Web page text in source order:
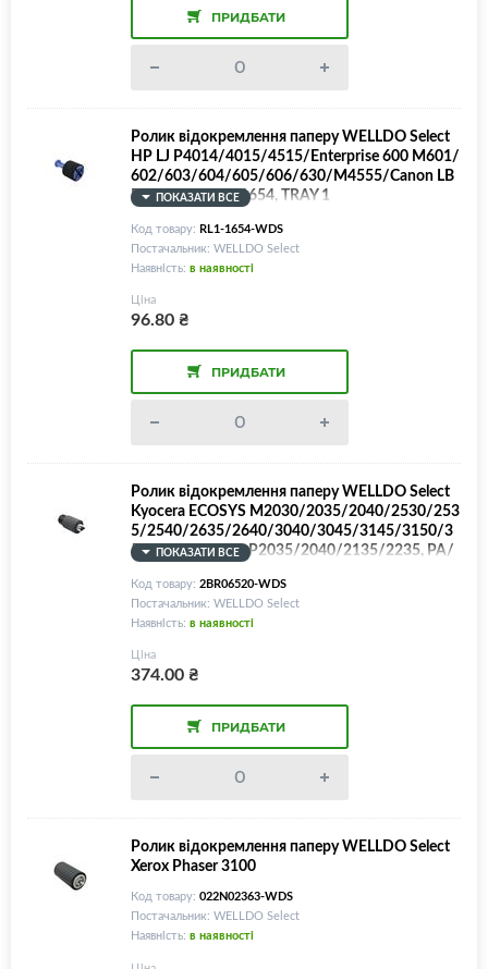
ПРИДБАТИ
Ролик відокремлення паперу WELLDO Select
HP LJ P4014/4015/4515/Enterprise 600 M601/
602/603/604/605/606/630/M4555/Canon LB
P351/352/RL1-1654, TRAY 1
ПОКАЗАТИ ВСЕ
Код товару: RL1-1654-WDS
Постачальник: WELLDO Select
Наявність: в наявності
Ціна
96.80₴
ПРИДБАТИ
Ролик відокремлення паперу WELLDO Select
Kyocera ECOSYS M2030/2035/2040/2530/253
5/2540/2635/2640/3040/3045/3145/3150/3
540/3550/3560, P2035/2040/2135/2235, PA/
MA 6000/5000/4500/4000/3500/2100, FS-10
28/1030/1035/1100/1110/1120/1128/1130/
1135/1300/1320/1350/1370/2000/2020/210
0/3040/3140/3900/3920/4000/4020/4100/4
200/6025/6030, KM-2810/2820, TASKalfa 301
0/3050/3500/3501/3510/4012, 2BR06520/2F
909171/2BR06521/302BR06521/2F909170/3
02NG06120/2NG06120
ПОКАЗАТИ ВСЕ
Код товару: 2BR06520-WDS
Постачальник: WELLDO Select
Наявність: в наявності
Ціна
374.00₴
ПРИДБАТИ
Ролик відокремлення паперу WELLDO Select
Xerox Phaser 3100
Код товару: 022N02363-WDS
Постачальник: WELLDO Select
Наявність: в наявності